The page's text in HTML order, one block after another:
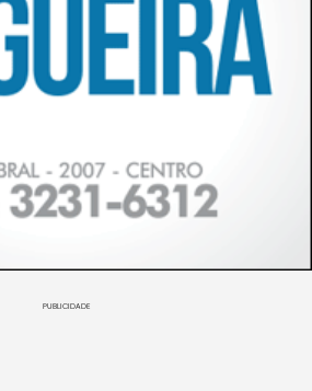
PUBLICIDADE